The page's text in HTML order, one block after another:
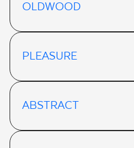
OLDWOOD
PLEASURE
ABSTRACT